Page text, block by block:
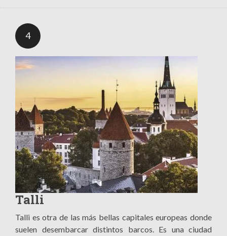
4
Talli
Talli es otra de las más bellas capitales europeas donde
suelen desembarcar distintos barcos. Es una ciudad